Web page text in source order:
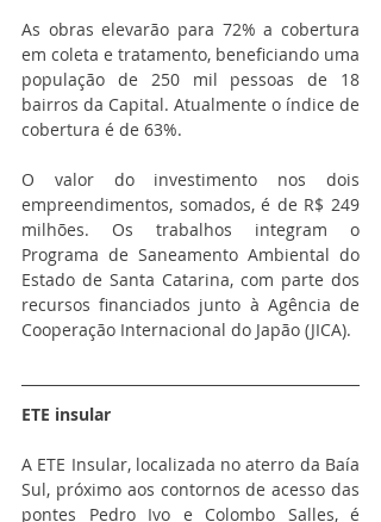
As obras elevarão para 72% a cobertura
em coleta e tratamento, beneficiando uma
população de 250 mil pessoas de 18
bairros da Capital. Atualmente o índice de
cobertura é de 63%.
O valor do investimento nos dois
empreendimentos, somados, é de R$ 249
milhões. Os trabalhos integram o
Programa de Saneamento Ambiental do
Estado de Santa Catarina, com parte dos
recursos financiados junto à Agência de
Cooperação Internacional do Japão (JICA).
ETE insular
A ETE Insular, localizada no aterro da Baía
Sul, próximo aos contornos de acesso das
pontes Pedro Ivo e Colombo Salles, é